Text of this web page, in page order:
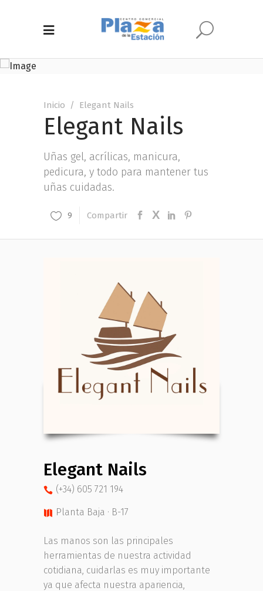
Inicio / Elegant Nails
Elegant Nails
Uñas gel, acrílicas, manicura,
pedicura, y todo para mantener tus
uñas cuidadas.
9 Compartir
Elegant Nails
(+34) 605 721 194
Planta Baja · B-17
Las manos son las principales
herramientas de nuestra actividad
cotidiana, cuidarlas es muy importante
ya que afecta nuestra apariencia,